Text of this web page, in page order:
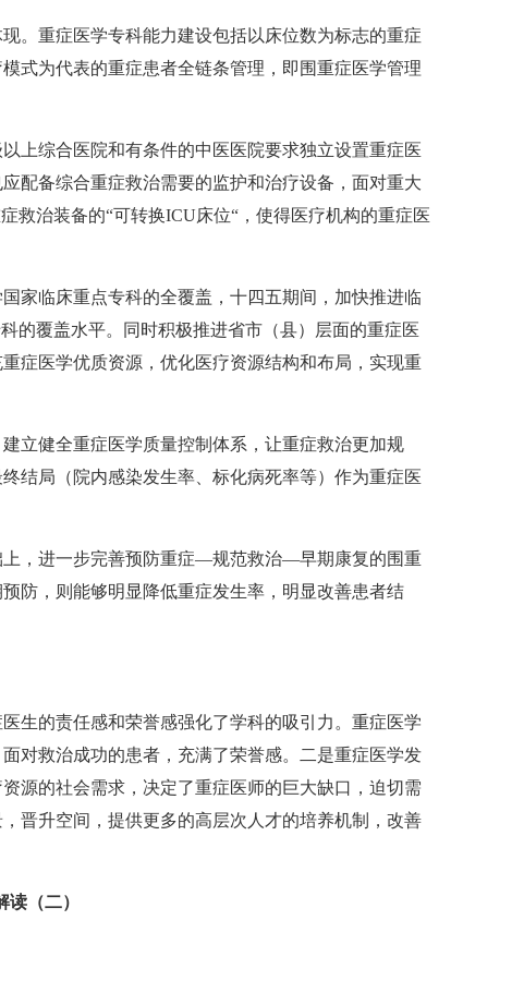
。重症医学专科能力建设包括以床位数为标志的重症
式为代表的重症患者全链条管理，即围重症医学管理
上综合医院和有条件的中医医院要求独立设置重症医
配备综合重症救治需要的监护和治疗设备，面对重大
救治装备的“可转换ICU床位“，使得医疗机构的重症医
家临床重点专科的全覆盖，十四五期间，加快推进临
的覆盖水平。同时积极推进省市（县）层面的重症医
症医学优质资源，优化医疗资源结构和布局，实现重
立健全重症医学质量控制体系，让重症救治更加规
结局（院内感染发生率、标化病死率等）作为重症医
上，进一步完善预防重症—规范救治—早期康复的围重
防，则能够明显降低重症发生率，明显改善患者结
生的责任感和荣誉感强化了学科的吸引力。重症医学
对救治成功的患者，充满了荣誉感。二是重症医学发
源的社会需求，决定了重症医师的巨大缺口，迫切需
晋升空间，提供更多的高层次人才的培养机制，改善
（二）